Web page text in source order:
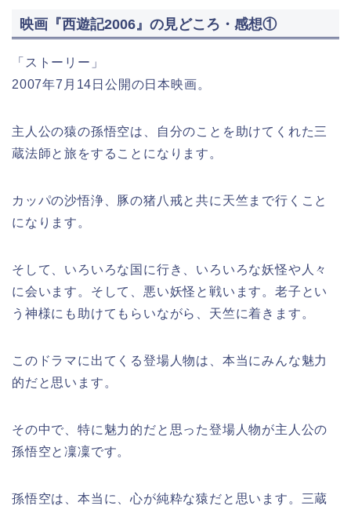
映画『西遊記2006』の見どころ・感想①
「ストーリー」
2007年7月14日公開の日本映画。
主人公の猿の孫悟空は、自分のことを助けてくれた三
蔵法師と旅をすることになります。
カッパの沙悟浄、豚の猪八戒と共に天竺まで行くこと
になります。
そして、いろいろな国に行き、いろいろな妖怪や人々
に会います。そして、悪い妖怪と戦います。老子とい
う神様にも助けてもらいながら、天竺に着きます。
このドラマに出てくる登場人物は、本当にみんな魅力
的だと思います。
その中で、特に魅力的だと思った登場人物が主人公の
孫悟空と凜凜です。
孫悟空は、本当に、心が純粋な猿だと思います。三蔵